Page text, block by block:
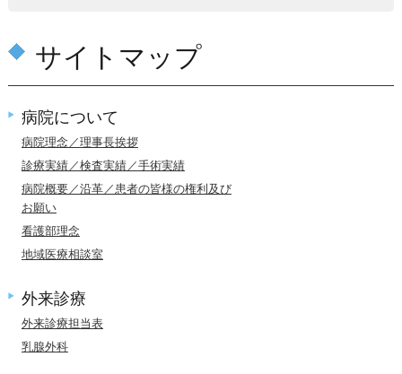
サイトマップ
病院について
病院理念／理事長挨拶
診療実績／検査実績／手術実績
病院概要／沿革／患者の皆様の権利及び
お願い
看護部理念
地域医療相談室
外来診療
外来診療担当表
乳腺外科